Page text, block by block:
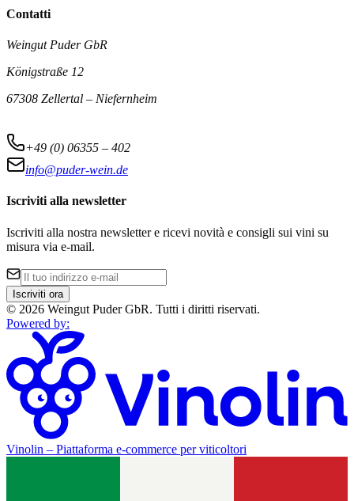
Contatti
Weingut Puder GbR
Königstraße 12
67308 Zellertal – Niefernheim
+49 (0) 06355 – 402
info@puder-wein.de
Iscriviti alla newsletter
Iscriviti alla nostra newsletter e ricevi novità e consigli sui vini su
misura via e-mail.
Iscriviti ora
© 2026 Weingut Puder GbR. Tutti i diritti riservati.
Powered by:
Vinolin – Piattaforma e-commerce per viticoltori